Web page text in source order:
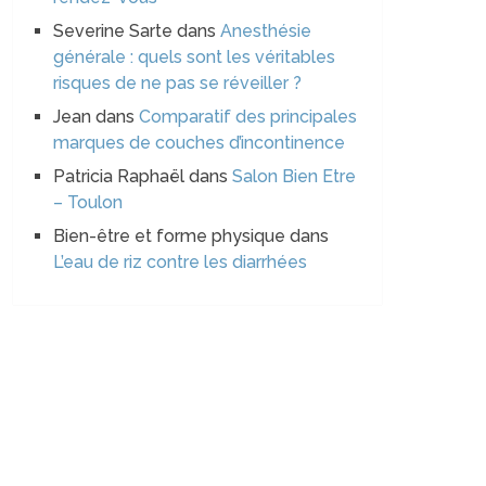
Severine Sarte dansAnesthésie
générale : quels sont les véritables
risques de ne pas se réveiller ?
Jean dansComparatif des principales
marques de couches d’incontinence
Patricia Raphaël dansSalon Bien Etre
– Toulon
Bien-être et forme physique dans
L’eau de riz contre les diarrhées